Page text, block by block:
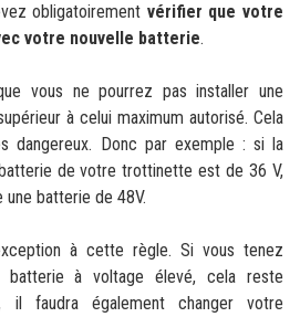
obligatoirement vérifier que votre
votre nouvelle batterie.
vous ne pourrez pas installer une
à celui maximum autorisé. Cela
dangereux. Donc par exemple : si la
de votre trottinette est de 36 V,
une batterie de 48V.
à cette règle. Si vous tenez
batterie à voltage élevé, cela reste
il faudra également changer votre